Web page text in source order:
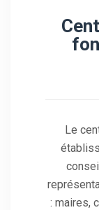
Le
: maires,